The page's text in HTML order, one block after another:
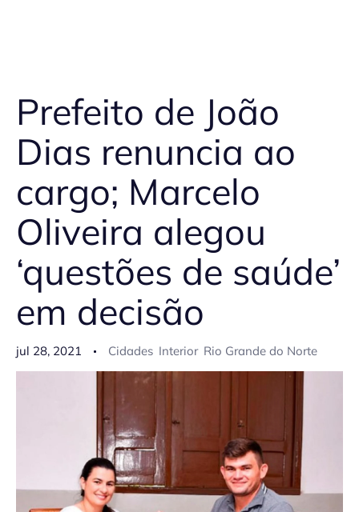
Prefeito de João
Dias renuncia ao
cargo; Marcelo
Oliveira alegou
‘questões de saúde’
em decisão
jul 28, 2021 Cidades Interior Rio Grande do Norte